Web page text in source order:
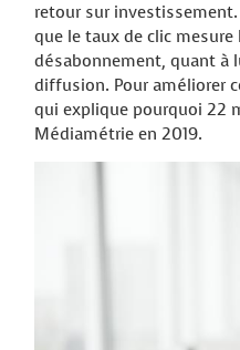
retour sur
que le taux de clic
désabonnement, quant à
diffusion. Pour améliorer
qui explique pourquoi 22
Médiamétrie en 2019.